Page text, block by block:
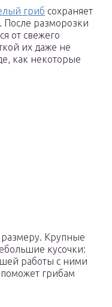
гриб сохраняет
После разморозки
от свежего
их даже не
как некоторые
размеру. Крупные
кусочки:
работы с ними
грибам